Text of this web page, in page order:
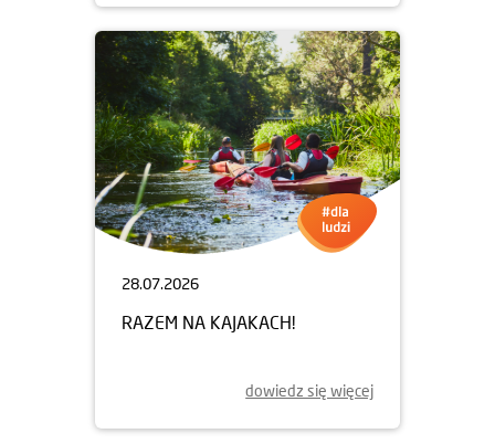
28.07.2026
RAZEM NA KAJAKACH!
dowiedz się więcej